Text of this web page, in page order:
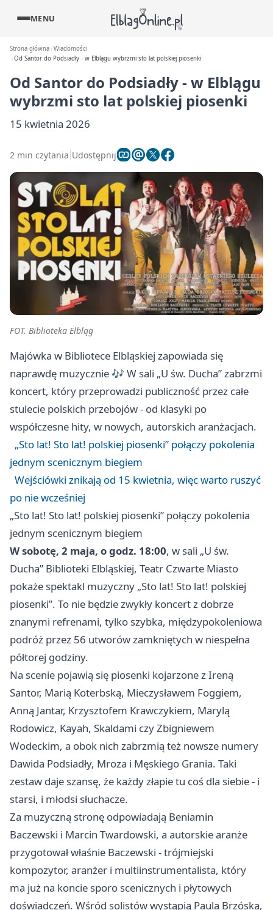
MENU
Strona główna Wiadomości
Od Santor do Podsiadły - w Elblągu wybrzmi sto lat polskiej piosenki
Od Santor do Podsiadły - w Elblągu
wybrzmi sto lat polskiej piosenki
15 kwietnia 2026
2 min czytania Udostępnij
FOT. Biblioteka Elbląg
Majówka w Bibliotece Elbląskiej zapowiada się
naprawdę muzycznie 🎶 W sali „U św. Ducha” zabrzmi
koncert, który przeprowadzi publiczność przez całe
stulecie polskich przebojów - od klasyki po
współczesne hity, w nowych, autorskich aranżacjach.
„Sto lat! Sto lat! polskiej piosenki” połączy pokolenia
jednym scenicznym biegiem
Wejściówki znikają od 15 kwietnia, więc warto ruszyć
po nie wcześniej
„Sto lat! Sto lat! polskiej piosenki” połączy pokolenia
jednym scenicznym biegiem
W sobotę, 2 maja, o godz. 18:00, w sali „U św.
Ducha” Biblioteki Elbląskiej, Teatr Czwarte Miasto
pokaże spektakl muzyczny „Sto lat! Sto lat! polskiej
piosenki”. To nie będzie zwykły koncert z dobrze
znanymi refrenami, tylko szybka, międzypokoleniowa
podróż przez 56 utworów zamkniętych w niespełna
półtorej godziny.
Na scenie pojawią się piosenki kojarzone z Ireną
Santor, Marią Koterbską, Mieczysławem Foggiem,
Anną Jantar, Krzysztofem Krawczykiem, Marylą
Rodowicz, Kayah, Skaldami czy Zbigniewem
Wodeckim, a obok nich zabrzmią też nowsze numery
Dawida Podsiadły, Mroza i Męskiego Grania. Taki
zestaw daje szansę, że każdy złapie tu coś dla siebie - i
starsi, i młodsi słuchacze.
Za muzyczną stronę odpowiadają Beniamin
Baczewski i Marcin Twardowski, a autorskie aranże
przygotował właśnie Baczewski - trójmiejski
kompozytor, aranżer i multiinstrumentalista, który
ma już na koncie sporo scenicznych i płytowych
doświadczeń. Wśród solistów wystąpią Paula Brzóska,